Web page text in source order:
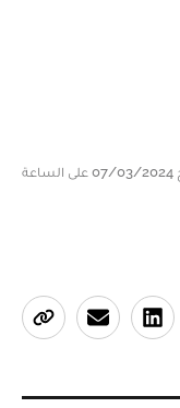
في 07/03/2024 على الساعة 19:30, تحديث بتاريخ 07/03/2024 على الساعة